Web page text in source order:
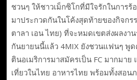
ชวนๆ ให้ชาวเม็กซิโกที่มีใจรักในการร้
มาประกวดกันในโค้งสุดท้ายของกิจกร
ตาลา เอน ไทย) ที่จะหมดเขตส่งผลงา
กันยายนนี้แล้ว 4MIX ยังชวนแฟนๆ พู
ตินอเมริการมาสมัครเป็น FC มากมา
เที่ยวในไทย อาหารไทย พร้อมทั้งสอน